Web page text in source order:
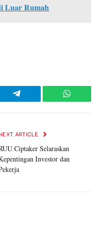
Luar Rumah
Telegram
ARTICLE
Ciptaker Selaraskan
Investor dan